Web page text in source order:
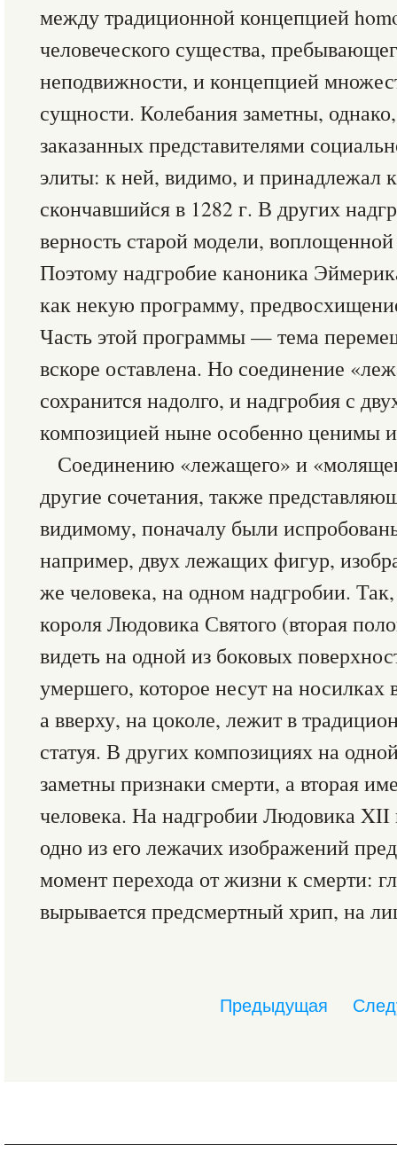
между традиционной концепцией
человеческого существа,
неподвижности, и концепцией
сущности. Колебания заметны,
заказанных представителями
элиты: к ней, видимо, и принадлежал
скончавшийся в 1282 г. В других
верность старой модели,
Поэтому надгробие каноника
как некую программу,
Часть этой программы — тема
вскоре оставлена. Но соединение
сохранится надолго, и надгробия с
композицией ныне особенно ценимы
Соединению «лежащего» и
другие сочетания, также
видимому, поначалу были
например, двух лежащих фигур,
же человека, на одном надгробии.
короля Людовика Святого (вторая
видеть на одной из боковых
умершего, которое несут на
а вверху, на цоколе, лежит в
статуя. В других композициях на
заметны признаки смерти, а вторая
человека. На надгробии Людовика XII
одно из его лежачих изображений
момент перехода от жизни к смерти:
вырывается предсмертный хрип, на
Предыдущая